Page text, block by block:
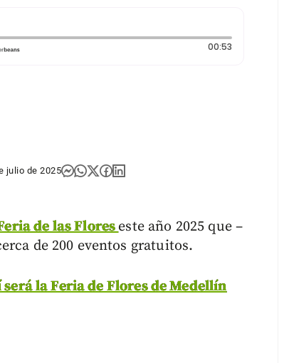
00:53Duración:
julio de 2025
de las Floreseste año 2025 que –
de 200 eventos gratuitos.
la Feria de Flores de Medellín